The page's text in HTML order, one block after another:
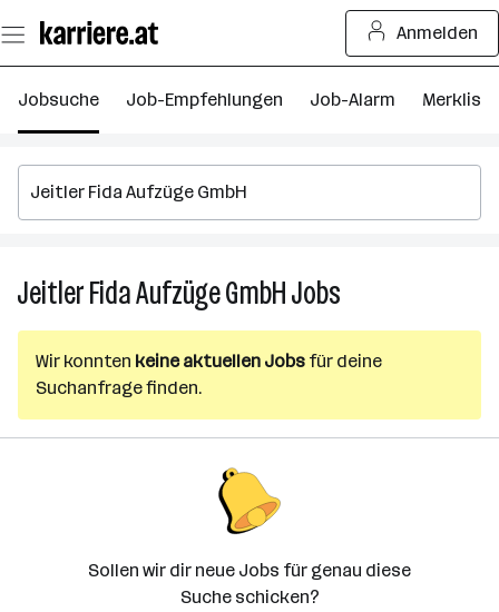
Seiteninhalt
springen
Anmelden
Jobsuche Job-Empfehlungen Job-Alarm Merkliste
Jeitler Fida Aufzüge GmbHJobs
GmbH
Wir konnten keine aktuellen Jobs für deine
Suchanfrage finden.
Sollen wir dir neue Jobs für genau diese
Suche schicken?